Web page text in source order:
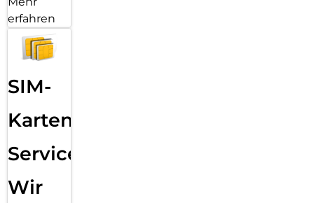
erfahren
SIM-
Karten
Service:
Wir